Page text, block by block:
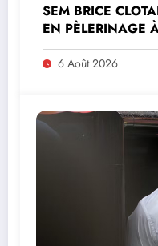
SEM BRICE
EN PÈLERINAGE
MINISTRE
PREND PART À LA
6 Août 2026